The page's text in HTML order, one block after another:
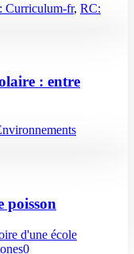
Curriculum-fr, RC:
: entre
poisson
d'une école
0